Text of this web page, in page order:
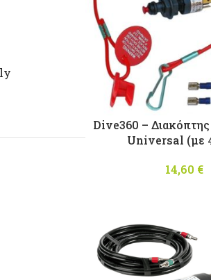
Dive360 –
Universal (με
14,60 €